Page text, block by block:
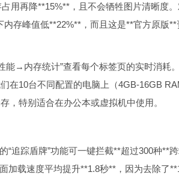
用再降**15%**，且不会牺牲图片清晰度
存峰值低**22%**，而且这是**官方原版
→内存统计”查看每个标签页的实时消耗
在10台不同配置的电脑上（4GB-16GB
，特别适合在办公本或虚拟机中使用。
追踪盾牌”功能可一键拦截**超过300种**
加载速度平均提升**1.8秒**，因为去除了